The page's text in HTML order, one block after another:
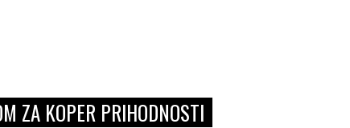
ZA KOPER PRIHODNOSTI